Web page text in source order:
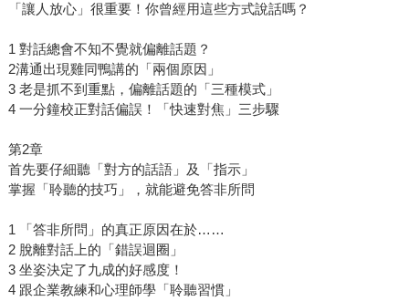
「讓人放心」很重要！你曾經用這些方式說話嗎？
1 對話總會不知不覺就偏離話題？
2溝通出現雞同鴨講的「兩個原因」
3 老是抓不到重點，偏離話題的「三種模式」
4 一分鐘校正對話偏誤！「快速對焦」三步驟
第2章
首先要仔細聽「對方的話語」及「指示」
掌握「聆聽的技巧」，就能避免答非所問
1 「答非所問」的真正原因在於……
2 脫離對話上的「錯誤迴圈」
3 坐姿決定了九成的好感度！
4 跟企業教練和心理師學「聆聽習慣」